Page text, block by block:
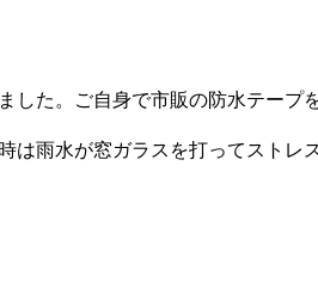
た。ご自身で市販の防水テー
雨水が窓ガラスを打ってスト